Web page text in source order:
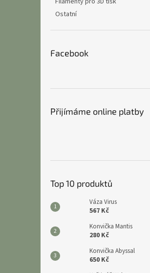
Ostatní
Facebook
Přijímáme online platby
Top 10 produktů
Váza Virus
567 Kč
Konvička Mantis
280 Kč
Konvička Abyssal
650 Kč